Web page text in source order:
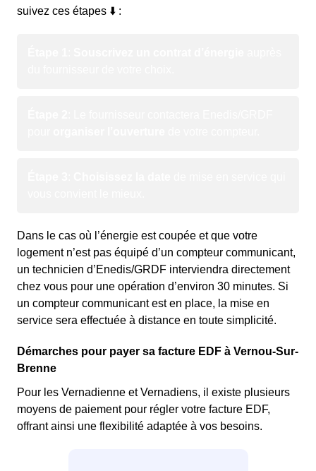
suivez ces étapes ⬇️ :
Dans le cas où l’énergie est coupée et que votre
logement n’est pas équipé d’un compteur communicant,
un technicien d’Enedis/GRDF interviendra directement
chez vous pour une opération d’environ 30 minutes. Si
un compteur communicant est en place, la mise en
service sera effectuée à distance en toute simplicité.
Démarches pour payer sa facture EDF à Vernou-Sur-
Brenne
Pour les Vernadienne et Vernadiens, il existe plusieurs
moyens de paiement pour régler votre facture EDF,
offrant ainsi une flexibilité adaptée à vos besoins.